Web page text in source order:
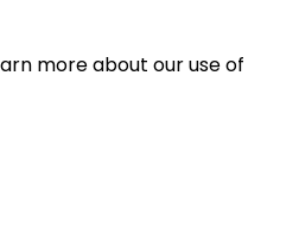
more about our use of